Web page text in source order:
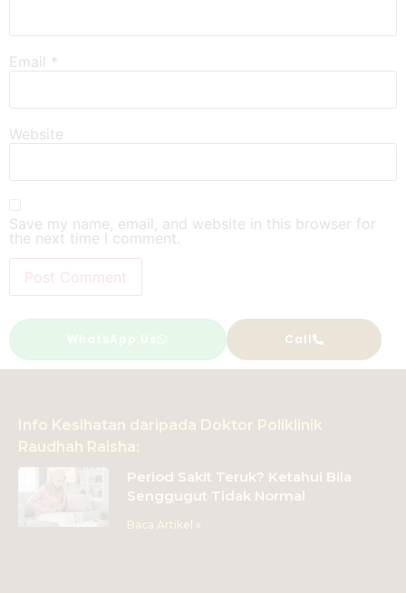
Email *
Website
Save my name, email, and website in this browser for
the next time I comment.
Alternative:
WhatsApp Us Call
Info Kesihatan daripada Doktor Poliklinik
Raudhah Raisha:
Period Sakit Teruk? Ketahui Bila
Senggugut Tidak Normal
Baca Artikel »